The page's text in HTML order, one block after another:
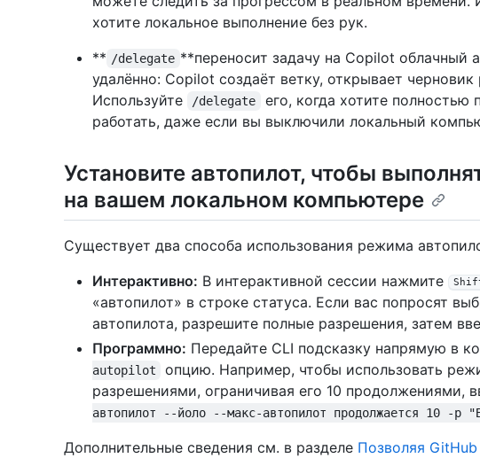
хотите локальное выполнение без рук.
** /delegate **переносит задачу на Copilot облачный
удалённо: Copilot создаёт ветку, открывает
Используйте
/delegate
его, когда хотите полностью
работать, даже если вы выключили локальный
Установите автопилот, чтобы
на вашем локальном компьютере
Существует два способа использования режима
Интерактивно: В интерактивной сессии нажмите
«автопилот» в строке статуса. Если вас попросят
автопилота, разрешите полные разрешения, затем
Программно: Передайте CLI подсказку напрямую в
autopilot
опцию. Например, чтобы использовать
разрешениями, ограничивая его 10 продолжениями,
автопилот --йоло --макс-автопилот продолжается 10 -p
Дополнительные сведения см. в разделе Позволяя